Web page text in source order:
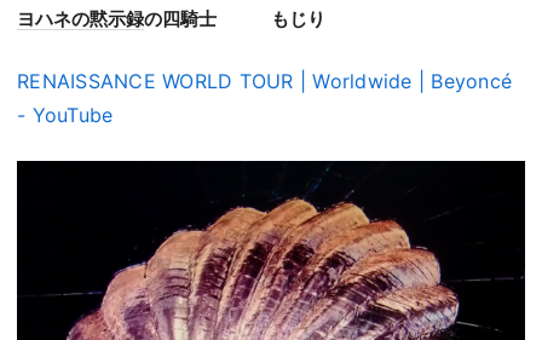
ヨハネの黙示録の四騎士 もじり
RENAISSANCE WORLD TOUR | Worldwide | Beyoncé
- YouTube